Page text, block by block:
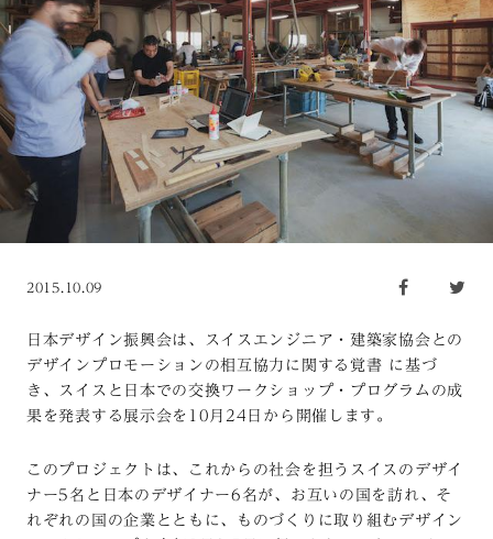
2015.10.09
日本デザイン振興会は、スイスエンジニア・建築家協会との
デザインプロモーションの相互協力に関する覚書 に基づ
き、スイスと日本での交換ワークショップ・プログラムの成
果を発表する展示会を10月24日から開催します。
このプロジェクトは、これからの社会を担うスイスのデザイ
ナー5名と日本のデザイナー6名が、お互いの国を訪れ、そ
れぞれの国の企業とともに、ものづくりに取り組むデザイン